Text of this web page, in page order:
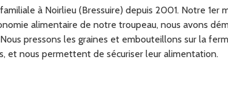
à Noirlieu (Bressuire) depuis 2001. Notre
alimentaire de notre troupeau, nous avons
pressons les graines et embouteillons sur la
et nous permettent de sécuriser leur alimentation.